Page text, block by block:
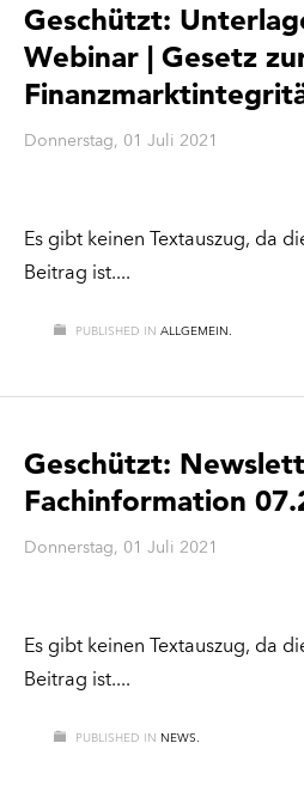
Geschützt:
Webinar | Gesetz
Donnerstag, 01 Juli 2021
Es gibt keinen Textauszug, da
Beitrag ist.
PUBLISHED IN ALLGEMEIN.
Geschützt:
Fachinformation
Donnerstag, 01 Juli 2021
Es gibt keinen Textauszug, da
Beitrag ist.
PUBLISHED IN NEWS.